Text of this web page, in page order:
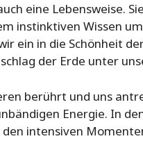
eine Lebensweise.
instinktiven Wissen
ein in die Schönheit
der Erde unter
berührt und uns
Energie. In
intensiven